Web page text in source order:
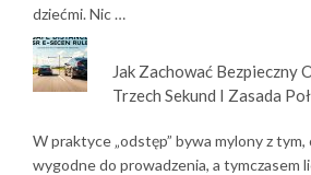
dziećmi. Nic …
Jak Zachować Bezpieczny
Trzech Sekund I Zasada
W praktyce „odstęp” bywa mylony z tym,
wygodne do prowadzenia, a tymczasem